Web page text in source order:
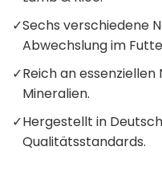
✓Sechs verschiedene
Abwechslung im
✓Reich an
Mineralien.
✓Hergestellt in
Qualitätsstandards.